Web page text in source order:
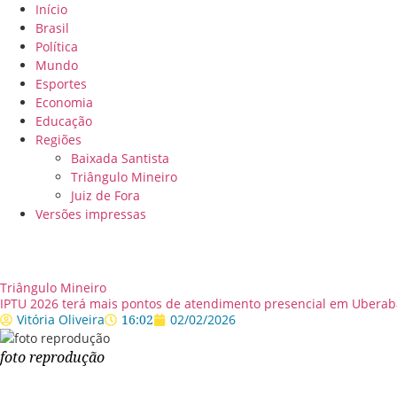
Início
Brasil
Política
Mundo
Esportes
Economia
Educação
Regiões
Baixada Santista
Triângulo Mineiro
Juiz de Fora
Versões impressas
Triângulo Mineiro
IPTU 2026 terá mais pontos de atendimento presencial em
Vitória Oliveira
16:02 02/02/2026
foto reprodução